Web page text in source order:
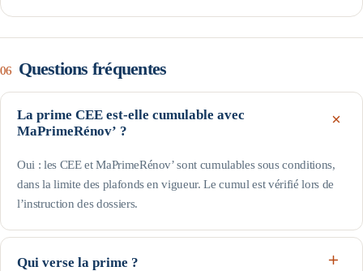
06 Questions fréquentes
La prime CEE est-elle cumulable avec
MaPrimeRénov’ ?
Oui : les CEE et MaPrimeRénov’ sont cumulables sous conditions,
dans la limite des plafonds en vigueur. Le cumul est vérifié lors de
l’instruction des dossiers.
Qui verse la prime ?